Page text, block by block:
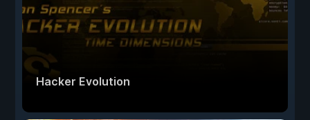
Hacker Evolution